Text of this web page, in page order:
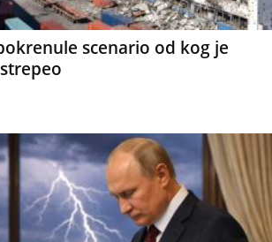
scenario od kog je